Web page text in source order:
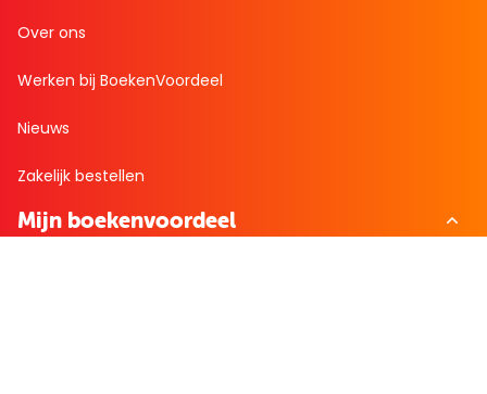
Over ons
Werken bij BoekenVoordeel
Nieuws
Zakelijk bestellen
Mijn boekenvoordeel